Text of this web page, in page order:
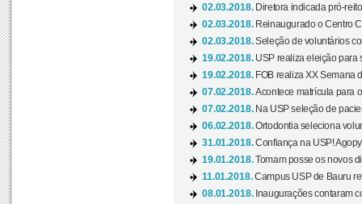
02.03.2018. Diretora indicada pró-
02.03.2018. Reinaugurado o Centro
02.03.2018.Seleção de voluntários
19.02.2018. USP realiza eleição para
19.02.2018. FOB realiza XX Semana
07.02.2018.Acontece matrícula para
07.02.2018. Na USP seleção de
06.02.2018.Ortodontia seleciona
31.01.2018.Confiança na USP!
19.01.2018.Tomam posse os novos
11.01.2018.Campus USP de Bauru
08.01.2018. Inaugurações contaram